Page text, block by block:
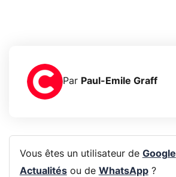
Par Paul-Emile Graff
Vous êtes un utilisateur de Google
Actualitésou de WhatsApp?